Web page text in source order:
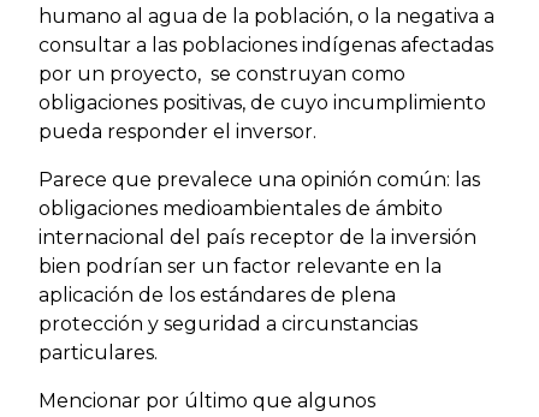
humano al agua de la población, o la negativa a
consultar a las poblaciones indígenas afectadas
por un proyecto, se construyan como
obligaciones positivas, de cuyo incumplimiento
pueda responder el inversor.
Parece que prevalece una opinión común: las
obligaciones medioambientales de ámbito
internacional del país receptor de la inversión
bien podrían ser un factor relevante en la
aplicación de los estándares de plena
protección y seguridad a circunstancias
particulares.
Mencionar por último que algunos